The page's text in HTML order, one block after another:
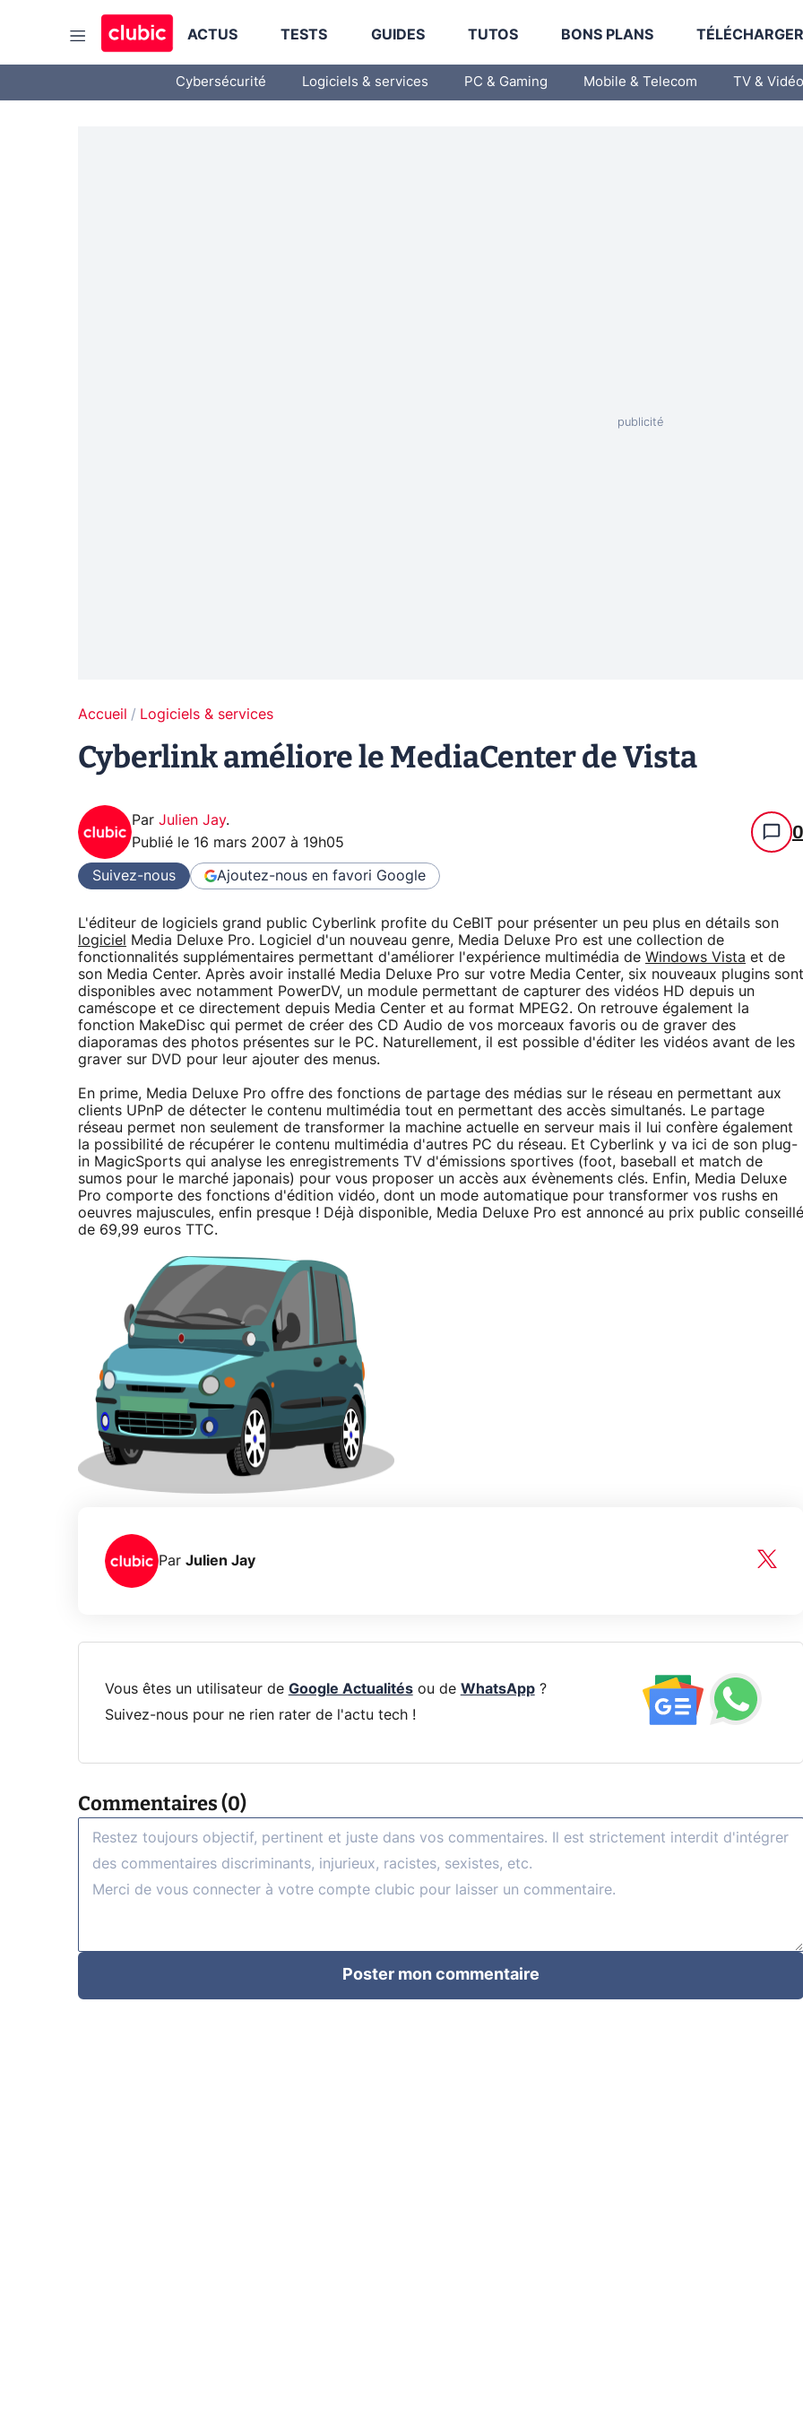
ACTUS TESTS GUIDES TUTOS BONS PLANS
Cybersécurité Logiciels & services PC & Gaming Mobile & Telecom TV & Vidéo
Accueil Logiciels & services
Cyberlink améliore le MediaCenter de Vista
Par Julien Jay.
Publié le 16 mars 2007 à 19h05 0
Suivez-nous Ajoutez-nous en favori Google
L'éditeur de logiciels grand public Cyberlink profite du CeBIT pour présenter un peu plus en détails son
logiciel
Media Deluxe Pro. Logiciel d'un nouveau genre, Media Deluxe Pro est une collection de
fonctionnalités supplémentaires permettant d'améliorer l'expérience multimédia de Windows Vista et de
son Media Center. Après avoir installé Media Deluxe Pro sur votre Media Center, six nouveaux plugins sont
disponibles avec notamment PowerDV, un module permettant de capturer des vidéos HD depuis un
caméscope et ce directement depuis Media Center et au format MPEG2. On retrouve également la
fonction MakeDisc qui permet de créer des CD Audio de vos morceaux favoris ou de graver des
diaporamas des photos présentes sur le PC. Naturellement, il est possible d'éditer les vidéos avant de les
graver sur DVD pour leur ajouter des menus.
En prime, Media Deluxe Pro offre des fonctions de partage des médias sur le réseau en permettant aux
clients UPnP de détecter le contenu multimédia tout en permettant des accès simultanés. Le partage
réseau permet non seulement de transformer la machine actuelle en serveur mais il lui confère également
la possibilité de récupérer le contenu multimédia d'autres PC du réseau. Et Cyberlink y va ici de son plug-
in MagicSports qui analyse les enregistrements TV d'émissions sportives (foot, baseball et match de
sumos pour le marché japonais) pour vous proposer un accès aux évènements clés. Enfin, Media Deluxe
Pro comporte des fonctions d'édition vidéo, dont un mode automatique pour transformer vos rushs en
oeuvres majuscules, enfin presque ! Déjà disponible, Media Deluxe Pro est annoncé au prix public conseillé
de 69,99 euros TTC.
Par Julien Jay
Vous êtes un utilisateur de Google Actualitésou de WhatsApp?
Suivez-nous pour ne rien rater de l'actu tech !
Commentaires (0)
Poster mon commentaire